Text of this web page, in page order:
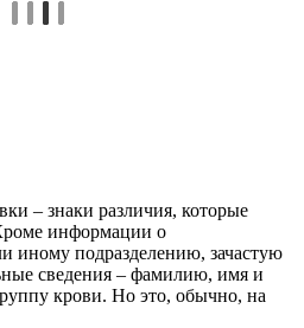
– знаки различия, которые
информации о
иному подразделению, зачастую
сведения – фамилию, имя и
крови. Но это, обычно, на